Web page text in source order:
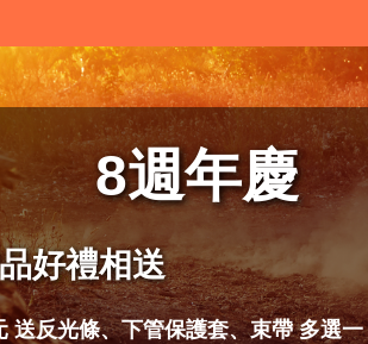
8週年慶
好禮相送
送反光條、下管保護套、束帶 多選一